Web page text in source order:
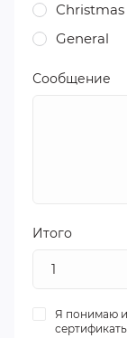
Christmas
General
Сообщение
Итого
Я понимаю и